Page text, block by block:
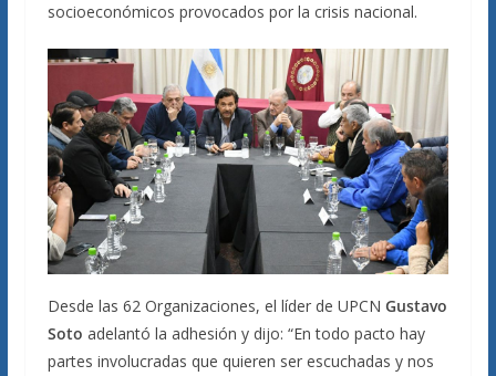
socioeconómicos provocados por la crisis nacional.
Desde las 62 Organizaciones, el líder de UPCN Gustavo
Soto adelantó la adhesión y dijo: “En todo pacto hay
partes involucradas que quieren ser escuchadas y nos